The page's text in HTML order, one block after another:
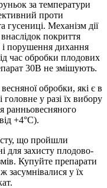
за температури
проти
гусениці. Механізм дії
покриття
порушення дихання
час обробки плодових
30В не змішують.
обробки, які є в
у разі їх вибору
ранньовесняного
+4°C).
що пройшли
для захисту плодово-
Купуйте препарати
засумнівалися у їх